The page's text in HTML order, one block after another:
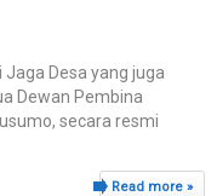
Desa yang juga
Dewan Pembina
secara resmi
Read more »